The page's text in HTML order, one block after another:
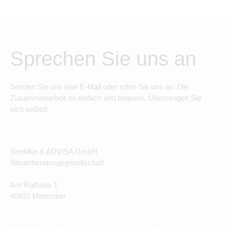
Sprechen Sie uns an
Senden Sie uns eine E-Mail oder rufen Sie uns an. Die
Zusammenarbeit ist einfach und bequem. Überzeugen Sie
sich selbst!
Strehlke & ADVISA GmbH
Steuerberatungsgesellschaft
Am Rathaus 1
40822 Mettmann